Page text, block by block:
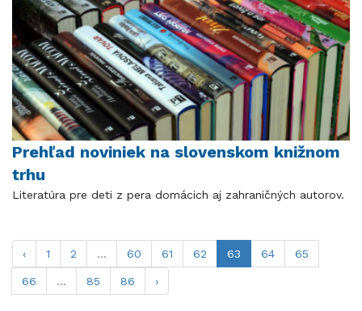
Prehľad noviniek na slovenskom knižnom
trhu
Literatúra pre deti z pera domácich aj zahraničných autorov.
‹ 1 2 ... 60 61 62 63 64 65
66 ... 85 86 ›